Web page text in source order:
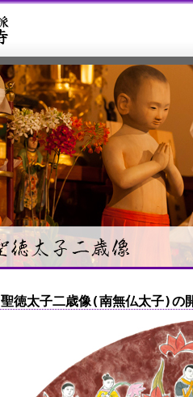
聖徳太子二歳像(南無仏太子)の